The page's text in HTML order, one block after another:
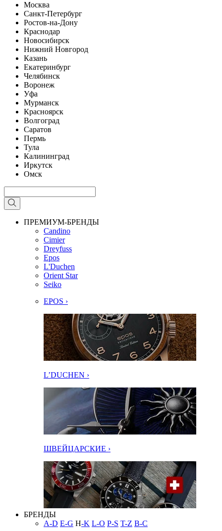
Москва
Санкт-Петербург
Ростов-на-Дону
Краснодар
Новосибирск
Нижний Новгород
Казань
Екатеринбург
Челябинск
Воронеж
Уфа
Мурманск
Красноярск
Волгоград
Саратов
Пермь
Тула
Калининград
Иркутск
Омск
ПРЕМИУМ-БРЕНДЫ
Candino
Cimier
Dreyfuss
Epos
L'Duchen
Orient Star
Seiko
EPOS ›
L’DUCHEN ›
ШВЕЙЦАРСКИЕ ›
БРЕНДЫ
A-D E-G H-K L-O P-S T-Z В-С